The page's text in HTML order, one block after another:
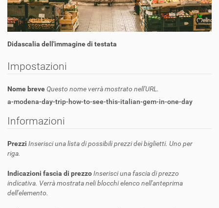
Didascalia dell'immagine di testata
Impostazioni
Nome breveQuesto nome verrà mostrato nell'URL.
a-modena-day-trip-how-to-see-this-italian-gem-in-one-day
Informazioni
Prezzi Inserisci una lista di possibili prezzi dei biglietti. Uno per
riga.
Indicazioni fascia di prezzoInserisci una fascia di prezzo
indicativa. Verrà mostrata neli blocchi elenco nell'anteprima
dell'elemento.